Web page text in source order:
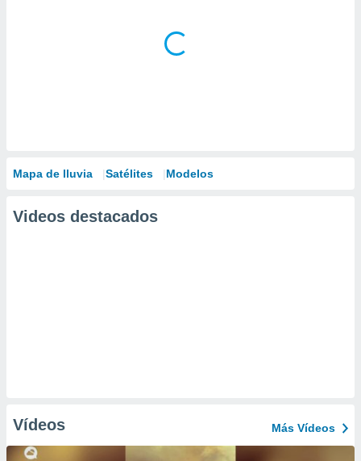
Mapa de lluvia Satélites Modelos
Videos destacados
Vídeos Más Vídeos